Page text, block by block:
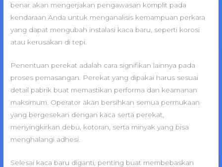
benar akan mengerjakan pengawasan komplit pada
kendaraan Anda untuk menganalisis kemampuan perkara
yang dapat mengubah instalasi kaca baru, seperti korosi
atau kerusakan di tepi.
Penentuan perekat adalah cara signifikan lainnya pada
proses pemasangan. Perekat yang dipakai harus sesuai
detail pabrik buat memastikan performa dan keamanan
maksimum. Operator akan bersihkan semua permukaan
yang bergesekan dengan kaca serta perekat,
menyingkirkan debu, kotoran, serta minyak yang bisa
menghalangi adhesi.
Selesai kaca baru diganti, penting buat membebaskan